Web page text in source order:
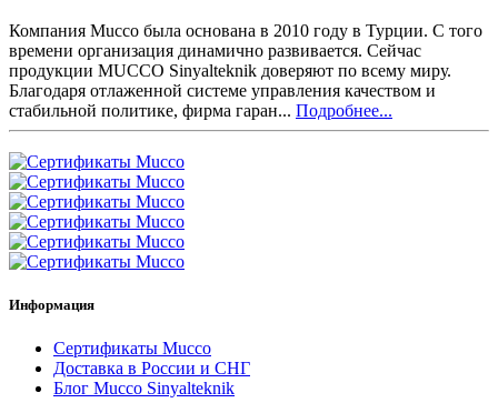
Компания Mucco была основана в 2010 году в Турции. С того
времени организация динамично развивается. Сейчас
продукции MUCCO Sinyalteknik доверяют по всему миру.
Благодаря отлаженной системе управления качеством и
стабильной политике, фирма гаран... Подробнее...
Информация
Сертификаты Mucco
Доставка в России и СНГ
Блог Mucco Sinyalteknik